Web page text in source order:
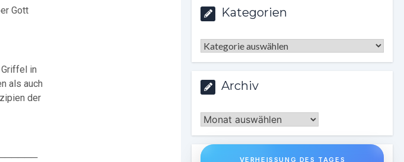
Gott
in
als auch
der
Kategorien
Kategorien
Archiv
Archiv
VERHEISSUNG DES TAGES